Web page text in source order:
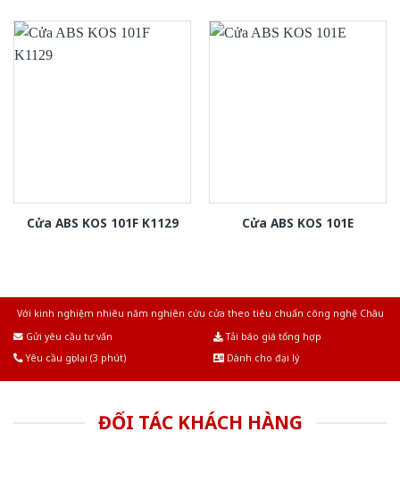
Cửa ABS KOS 101F K1129 Cửa ABS KOS 101E
Với kinh nghiệm nhiêu năm nghiên cứu cửa theo tiêu chuẩn công nghệ Châu
Gửi yêu cầu tư vấn
Tải báo giá tổng hợp
Yêu cầu gọi lại (3 phút)
Dành cho đại lý
ĐỐI TÁC KHÁCH HÀNG